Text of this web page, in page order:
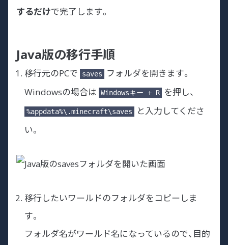
するだけで完了します。
Java版の移行手順
移行元のPCで saves
フォルダを開きます。
Windowsの場合は Windowsキー + R を押し、
%appdata%\.minecraft\saves
と入力してくださ
い。
移行したいワールドのフォルダをコピーしま
す。
フォルダ名がワールド名になっているので、目的